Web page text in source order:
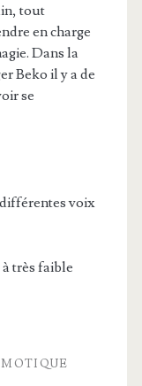
tout
en charge
Dans la
Beko il y a de
se
voix
très faible